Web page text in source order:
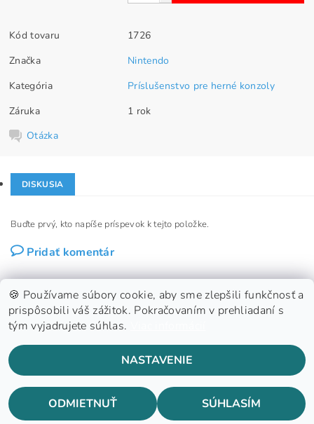
Kód tovaru
1726
Značka
Nintendo
Kategória
Príslušenstvo pre herné konzoly
Záruka
1 rok
Otázka
DISKUSIA
Buďte prvý, kto napíše príspevok k tejto položke.
Pridať komentár
2026 ©Konzoland s.r.o., všetky práva vyhradené
Vytvoril Shoptet
🍪 Používame súbory cookie, aby sme zlepšili funkčnosť a
prispôsobili váš zážitok. Pokračovaním v prehliadaní s
tým vyjadrujete súhlas.
NASTAVENIE
ODMIETNUŤ SÚHLASÍM